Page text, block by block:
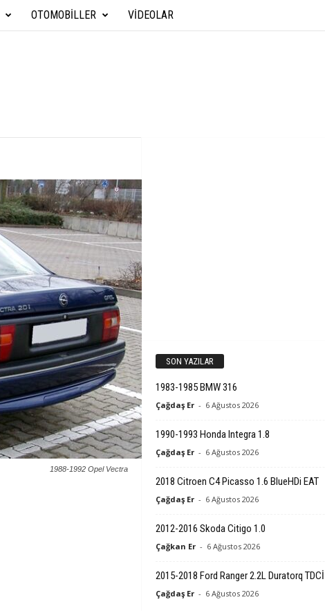
OTOMOBILLER VIDEOLAR
1988-1992 Opel Vectra
SON YAZILAR
1983-1985 BMW 316
Çağdaş Er - 6 Ağustos 2026
1990-1993 Honda Integra 1.8
Çağdaş Er - 6 Ağustos 2026
2018 Citroen C4 Picasso 1.6 BlueHDi EAT
Çağdaş Er - 6 Ağustos 2026
2012-2016 Skoda Citigo 1.0
Çağkan Er - 6 Ağustos 2026
2015-2018 Ford Ranger 2.2L Duratorq TDCİ
Çağdaş Er - 6 Ağustos 2026